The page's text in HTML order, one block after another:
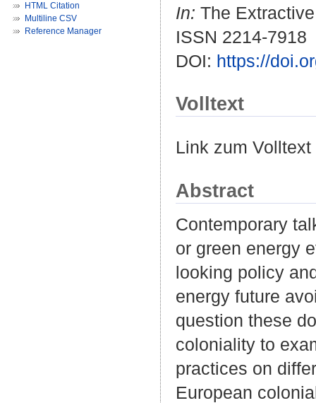
HTML Citation
Multiline CSV
Reference Manager
In: The
ISSN 2214-7918
DOI: https://
Volltext
Link zum
Abstract
Contemporary
or green energy
looking policy
energy future
question these
coloniality to
practices on
European